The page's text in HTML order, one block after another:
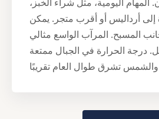
إلى أرداليس أو أقرب متجر. يمكن
المسبح. المرآب الواسع مثالي
درجة الحرارة في الجبال ممتعة